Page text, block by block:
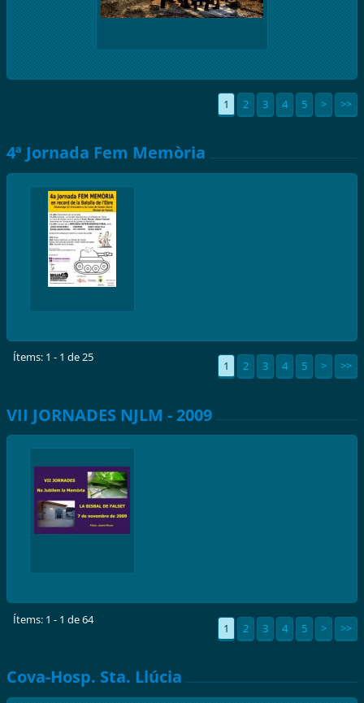
1 2 3 4 5 > >>
4ª Jornada Fem Memòria
Ítems: 1 - 1 de 25
1 2 3 4 5 > >>
VII JORNADES NJLM - 2009
Ítems: 1 - 1 de 64
1 2 3 4 5 > >>
Cova-Hosp. Sta. Llúcia